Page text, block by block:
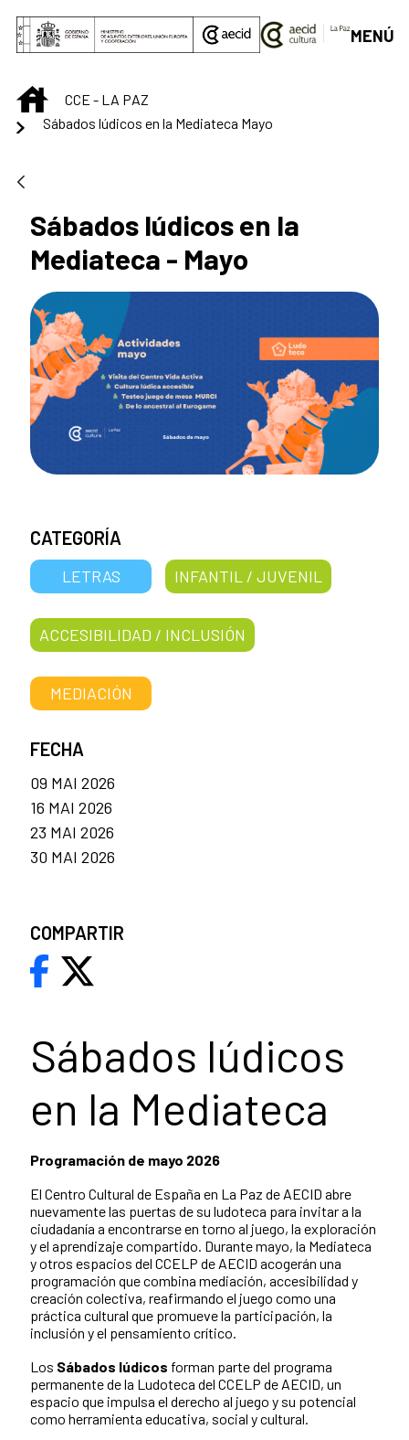
Skip to Main Content
MENÚ
INICIOCCE - LA PAZ
Sábados lúdicos en la Mediateca Mayo
Sábados lúdicos en la
Mediateca - Mayo
Sábados lúdicos
en la Mediateca
Programación de mayo 2026
El Centro Cultural de España en La Paz de AECID abre
nuevamente las puertas de su ludoteca para invitar a la
ciudadanía a encontrarse en torno al juego, la exploración
y el aprendizaje compartido. Durante mayo, la Mediateca
y otros espacios del CCELP de AECID acogerán una
programación que combina mediación, accesibilidad y
creación colectiva, reafirmando el juego como una
práctica cultural que promueve la participación, la
inclusión y el pensamiento crítico.
Los Sábados lúdicos forman parte del programa
permanente de la Ludoteca del CCELP de AECID, un
espacio que impulsa el derecho al juego y su potencial
como herramienta educativa, social y cultural.
CATEGORÍA
LETRAS INFANTIL / JUVENIL
ACCESIBILIDAD / INCLUSIÓN
MEDIACIÓN
FECHA
09 MAI 2026
16 MAI 2026
23 MAI 2026
30 MAI 2026
COMPARTIR